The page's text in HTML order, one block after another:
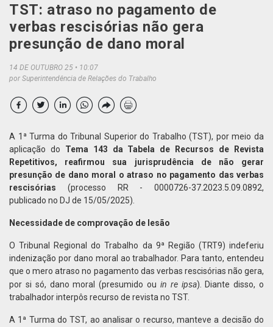
TST: atraso no pagamento de
verbas rescisórias não gera
presunção de dano moral
14 DE OUTUBRO 25
10:07
por Superintendência de Relações do Trabalho
A 1ª Turma do Tribunal Superior do Trabalho (TST), por meio da
aplicação do Tema 143 da Tabela de Recursos de Revista
Repetitivos, reafirmou sua jurisprudência de não gerar
presunção de dano moral o atraso no pagamento das verbas
rescisórias (processo RR - 0000726-37.2023.5.09.0892,
publicado no DJ de 15/05/2025).
Necessidade de comprovação de lesão
O Tribunal Regional do Trabalho da 9ª Região (TRT9) indeferiu
indenização por dano moral ao trabalhador. Para tanto, entendeu
que o mero atraso no pagamento das verbas rescisórias não gera,
por si só, dano moral (presumido ou in re ipsa). Diante disso, o
trabalhador interpôs recurso de revista no TST.
A 1ª Turma do TST, ao analisar o recurso, manteve a decisão do